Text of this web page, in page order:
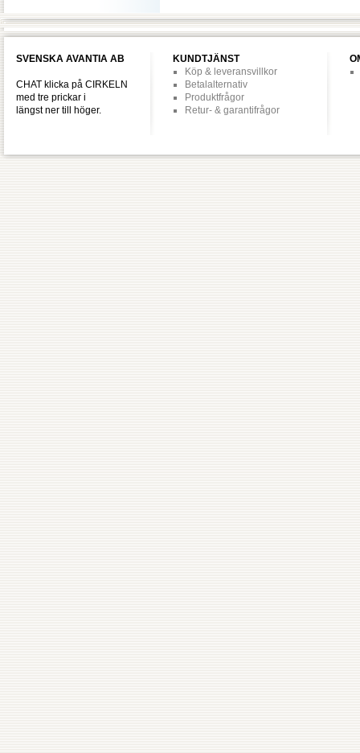
SVENSKA AVANTIA AB
CHAT klicka på CIRKELN
med tre prickar i
längst ner till höger.
KUNDTJÄNST
Köp & leveransvillkor
Betalalternativ
Produktfrågor
Retur- & garantifrågor